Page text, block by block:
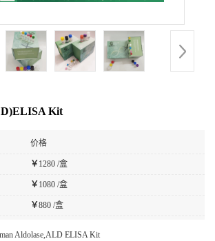
Kit
价格
￥1280 /盒
￥1080 /盒
￥880 /盒
Aldolase,ALD ELISA Kit